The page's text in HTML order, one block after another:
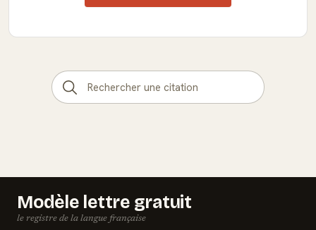
Modèle lettre gratuit
le registre de la langue française